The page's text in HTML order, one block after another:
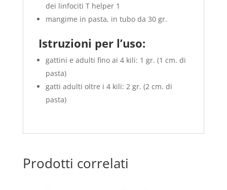
dei linfociti T helper 1
mangime in pasta, in tubo da 30 gr.
Istruzioni per l’uso:
gattini e adulti fino ai 4 kili: 1 gr. (1 cm. di
pasta)
gatti adulti oltre i 4 kili: 2 gr. (2 cm. di
pasta)
Prodotti correlati